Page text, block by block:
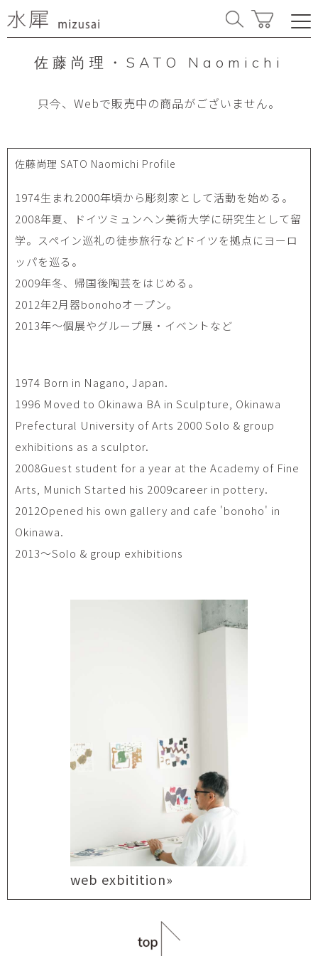
佐藤尚理・SATO Naomichi
只今、Webで販売中の商品がございません。
佐藤尚理 SATO Naomichi Profile
1974生まれ2000年頃から彫刻家として活動を始める。
2008年夏、ドイツミュンヘン美術大学に研究生として留
学。スペイン巡礼の徒歩旅行などドイツを拠点にヨーロ
ッパを巡る。
2009年冬、帰国後陶芸をはじめる。
2012年2月器bonohoオープン。
2013年〜個展やグループ展・イベントなど
1974 Born in Nagano, Japan.
1996 Moved to Okinawa BA in Sculpture, Okinawa
Prefectural University of Arts 2000 Solo & group
exhibitions as a sculptor.
2008Guest student for a year at the Academy of Fine
Arts, Munich Started his 2009career in pottery.
2012Opened his own gallery and cafe 'bonoho' in
Okinawa.
2013〜Solo & group exhibitions
web exbitition»